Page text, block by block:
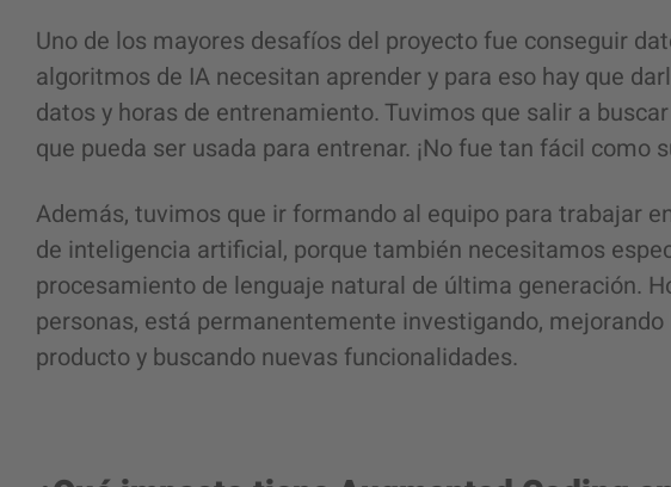
Uno de los mayores desafíos del proyecto fue conseguir
algoritmos de IA necesitan aprender y para eso hay que
datos y horas de entrenamiento. Tuvimos que salir a
que pueda ser usada para entrenar. ¡No fue tan fácil como
Además, tuvimos que ir formando al equipo para trabajar
de inteligencia artificial, porque también necesitamos
procesamiento de lenguaje natural de última generación.
personas, está permanentemente investigando,
producto y buscando nuevas funcionalidades.